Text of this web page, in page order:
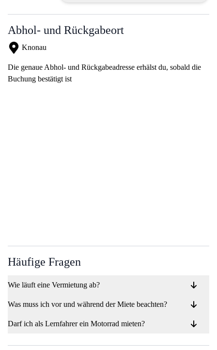
Abhol- und Rückgabeort
Knonau
Die genaue Abhol- und Rückgabeadresse erhälst du, sobald die
Buchung bestätigt ist
Häufige Fragen
Wie läuft eine Vermietung ab?
Was muss ich vor und während der Miete beachten?
Darf ich als Lernfahrer ein Motorrad mieten?